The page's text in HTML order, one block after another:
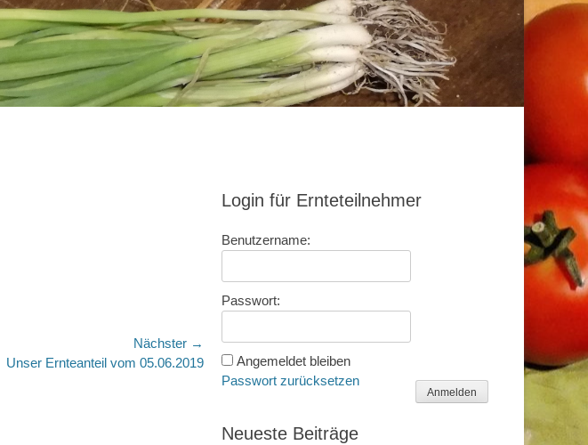
Nächster →
Unser Ernteanteil vom 05.06.2019
Login für Ernteteilnehmer
Benutzername:
Passwort:
Angemeldet bleiben
Anmelden
Passwort zurücksetzen
Neueste Beiträge